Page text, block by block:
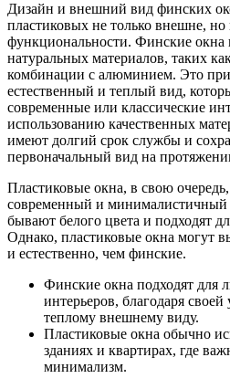
Дизайн и внешний вид финских
пластиковых не только внешне, но
функциональности. Финские окна
натуральных материалов, таких
комбинации с алюминием. Это
естественный и теплый вид,
современные или классические
использованию качественных
имеют долгий срок службы и
первоначальный вид на
Пластиковые окна, в свою
современный и минималистичный
бывают белого цвета и подходят
Однако, пластиковые окна могут
и естественно, чем финские.
Финские окна подходят для
интерьеров, благодаря
теплому внешнему виду.
Пластиковые окна обычно
зданиях и квартирах, где
минимализм.